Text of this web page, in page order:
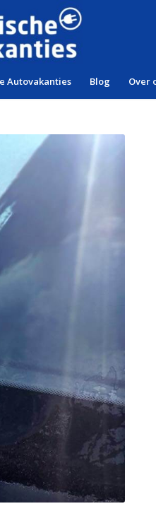
Autovakanties Blog Over